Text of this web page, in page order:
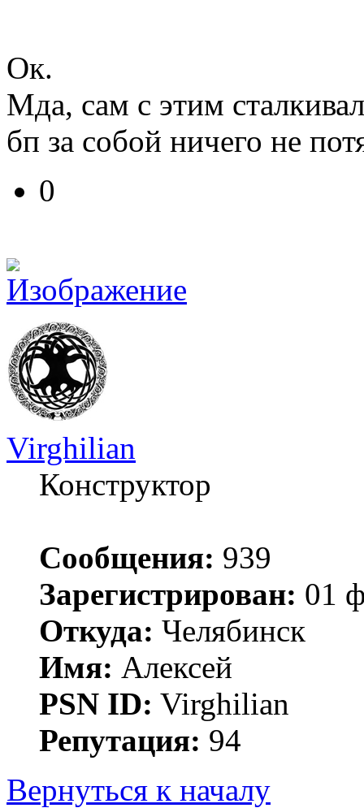
Ок.
Мда, сам с этим
бп за собой ничего не
0
Virghilian
Конструктор
Сообщения: 939
Зарегистрирован: 01
Откуда: Челябинск
Имя: Алексей
PSN ID: Virghilian
Репутация: 94
Вернуться к началу